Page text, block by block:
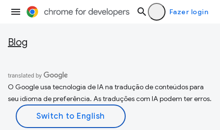
Fazer login
Blog
O Google usa tecnologia de IA na tradução de conteúdos para
seu idioma de preferência. As traduções com IA podem ter erros.